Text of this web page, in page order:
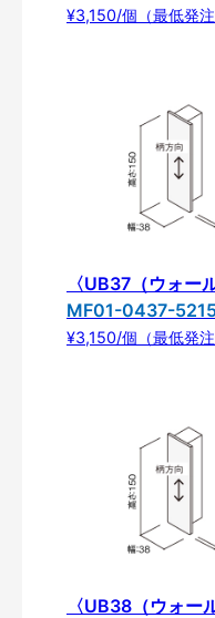
¥3,150/個（最低発注
〈UB37（ウォー
MF01-0437-
¥3,150/個（最低発注
〈UB38（ウォー